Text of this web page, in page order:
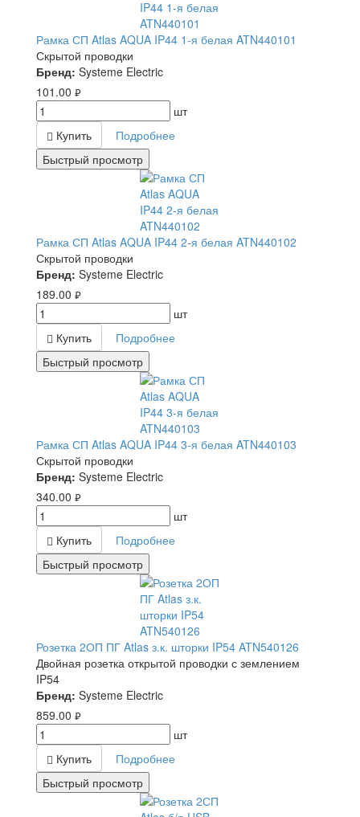
Рамка СП Atlas AQUA IP44 1-я белая ATN440101
Скрытой проводки
Бренд: Systeme Electric
101.00 руб.
шт
Купить
Подробнее
Быстрый просмотр
Рамка СП Atlas AQUA IP44 2-я белая ATN440102
Скрытой проводки
Бренд: Systeme Electric
189.00 руб.
шт
Купить
Подробнее
Быстрый просмотр
Рамка СП Atlas AQUA IP44 3-я белая ATN440103
Скрытой проводки
Бренд: Systeme Electric
340.00 руб.
шт
Купить
Подробнее
Быстрый просмотр
Розетка 2ОП ПГ Atlas з.к. шторки IP54 ATN540126
Двойная розетка открытой проводки с землением
IP54
Бренд: Systeme Electric
859.00 руб.
шт
Купить
Подробнее
Быстрый просмотр